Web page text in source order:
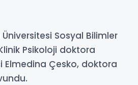
Üniversitesi Sosyal Bilimler
Psikoloji doktora
Elmedina Çesko, doktora